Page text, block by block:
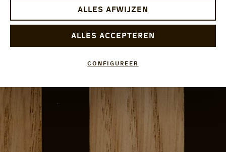
ALLES AFWIJZEN
ALLES ACCEPTEREN
CONFIGUREER